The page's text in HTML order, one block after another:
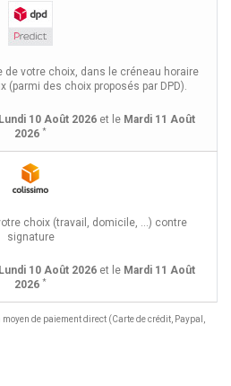
de votre choix, dans le créneau horaire
(parmi des choix proposés par DPD).
Lundi 10 Août 2026et le Mardi 11 Août
2026 *
choix (travail, domicile, ...) contre
signature
Lundi 10 Août 2026et le Mardi 11 Août
2026 *
de paiement direct (Carte de crédit, Paypal,